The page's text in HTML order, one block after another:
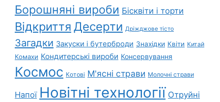
Борошняні вироби Бісквіти і торти
Відкриття Десерти Дріжджове тісто
Загадки Закуски і бутерброди Знахідки Квіти Китай
Комахи Кондитерські вироби Консервування
Космос Котові М'ясні страви Молочні страви
Напої Новітні технології Отруйні